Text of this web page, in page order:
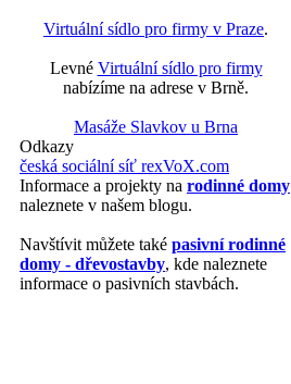
Virtuální sídlo pro firmy v Praze.
Levné Virtuální sídlo pro firmy
nabízíme na adrese v Brně.
Masáže Slavkov u Brna
Odkazy
česká sociální síť rexVoX.com
Informace a projekty na rodinné domy
naleznete v našem blogu.
Navštívit můžete také pasivní rodinné
domy - dřevostavby, kde naleznete
informace o pasivních stavbách.